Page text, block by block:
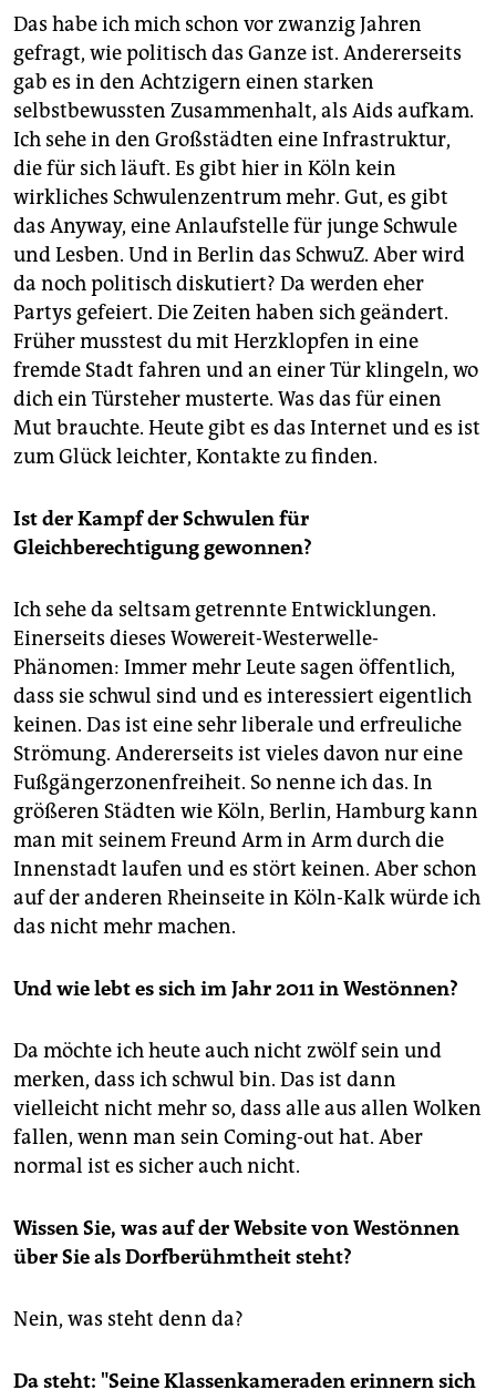
Das habe ich mich schon vor zwanzig Jahren
gefragt, wie politisch das Ganze ist. Andererseits
gab es in den Achtzigern einen starken
selbstbewussten Zusammenhalt, als Aids aufkam.
Ich sehe in den Großstädten eine Infrastruktur,
die für sich läuft. Es gibt hier in Köln kein
wirkliches Schwulenzentrum mehr. Gut, es gibt
das Anyway, eine Anlaufstelle für junge Schwule
und Lesben. Und in Berlin das SchwuZ. Aber wird
da noch politisch diskutiert? Da werden eher
Partys gefeiert. Die Zeiten haben sich geändert.
Früher musstest du mit Herzklopfen in eine
fremde Stadt fahren und an einer Tür klingeln, wo
dich ein Türsteher musterte. Was das für einen
Mut brauchte. Heute gibt es das Internet und es ist
zum Glück leichter, Kontakte zu finden.
Ist der Kampf der Schwulen für
Gleichberechtigung gewonnen?
Ich sehe da seltsam getrennte Entwicklungen.
Einerseits dieses Wowereit-Westerwelle-
Phänomen: Immer mehr Leute sagen öffentlich,
dass sie schwul sind und es interessiert eigentlich
keinen. Das ist eine sehr liberale und erfreuliche
Strömung. Andererseits ist vieles davon nur eine
Fußgängerzonenfreiheit. So nenne ich das. In
größeren Städten wie Köln, Berlin, Hamburg kann
man mit seinem Freund Arm in Arm durch die
Innenstadt laufen und es stört keinen. Aber schon
auf der anderen Rheinseite in Köln-Kalk würde ich
das nicht mehr machen.
Und wie lebt es sich im Jahr 2011 in Westönnen?
Da möchte ich heute auch nicht zwölf sein und
merken, dass ich schwul bin. Das ist dann
vielleicht nicht mehr so, dass alle aus allen Wolken
fallen, wenn man sein Coming-out hat. Aber
normal ist es sicher auch nicht.
Wissen Sie, was auf der Website von Westönnen
über Sie als Dorfberühmtheit steht?
Nein, was steht denn da?
Da steht: "Seine Klassenkameraden erinnern sich